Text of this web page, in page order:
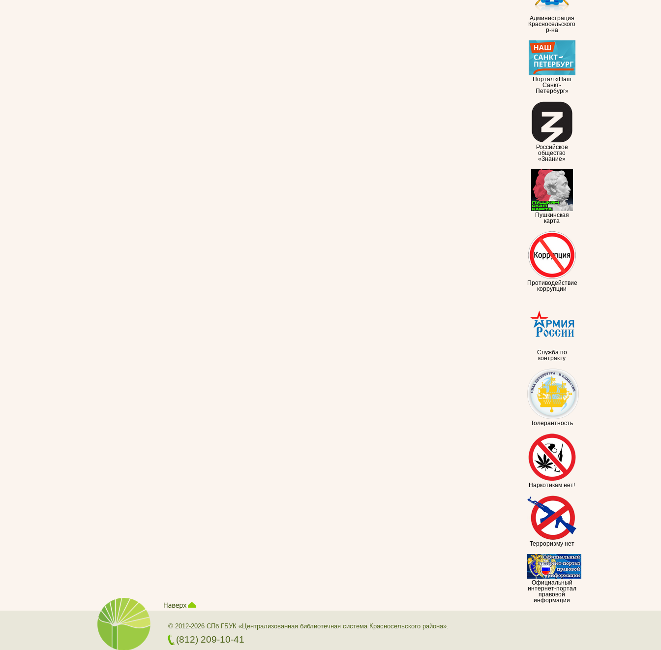
Администрация
Красносельского
р-на
Портал «Наш
Санкт-
Петербург»
Российское
общество
«Знание»
Пушкинская
карта
Противодействие
коррупции
Служба по
контракту
Толерантность
Наркотикам нет!
Терроризму нет
Официальный
интернет-портал
правовой
информации
© 2012-2026 СПб ГБУК «Централизованная библиотечная система Красносельского района».
(812) 209-10-41